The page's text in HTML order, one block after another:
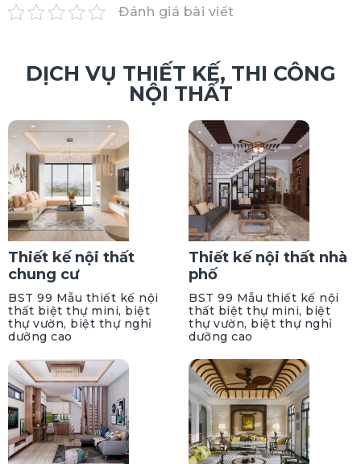
Đánh giá bài viết
DỊCH VỤ THIẾT KẾ, THI CÔNG
NỘI THẤT
Thiết kế nội thất
chung cư
BST 99 Mẫu thiết kế nội
thất biệt thự mini, biệt
thự vườn, biệt thự nghỉ
dưỡng cao
Thiết kế nội thất nhà
phố
BST 99 Mẫu thiết kế nội
thất biệt thự mini, biệt
thự vườn, biệt thự nghỉ
dưỡng cao